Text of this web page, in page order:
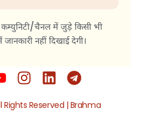
कम्युनिटी/चैनल में जुड़े किसी भी
नहीं दिखाई देगी।
Reserved | Brahma